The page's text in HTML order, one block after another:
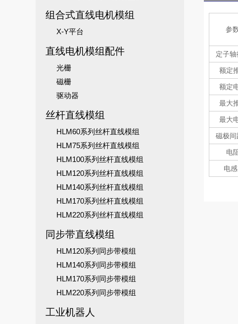
组合式直线电机模组
X-Y平台
直线电机模组配件
光栅
磁栅
驱动器
丝杆直线模组
HLM60系列丝杆直线模组
HLM75系列丝杆直线模组
HLM100系列丝杆直线模组
HLM120系列丝杆直线模组
HLM140系列丝杆直线模组
HLM170系列丝杆直线模组
HLM220系列丝杆直线模组
同步带直线模组
HLM120系列同步带模组
HLM140系列同步带模组
HLM170系列同步带模组
HLM220系列同步带模组
工业机器人
参
定子轴
额定
额定
最大
最大
磁极间
电
电感